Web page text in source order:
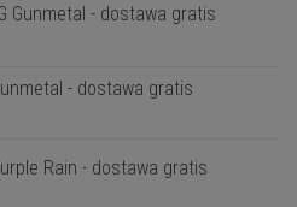
Gunmetal - dostawa gratis
- dostawa gratis
Rain - dostawa gratis